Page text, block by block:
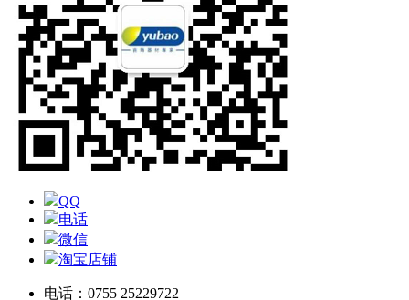
QQ
电话
微信
淘宝店铺
电话：0755 25229722